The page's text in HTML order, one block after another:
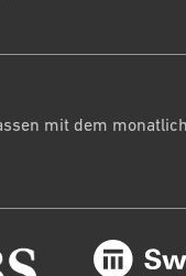
mit dem